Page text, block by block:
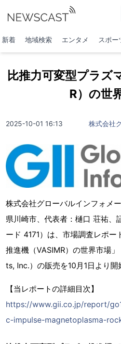
新着 地域検索 エンタメ スポー
比推力可変型プラズ
R）の世
2025-10-01 16:13 株式会社
株式会社グローバルインフォメ
県川崎市、代表者：樋口 荘祐、
ード 4171）は、市場調査レポー
推進機（VASIMR）の世界市場
ts, Inc.）の販売を10月1日より開
【当レポートの詳細目次】
https://www.gii.co.jp/report/
c-impulse-magnetoplasma-